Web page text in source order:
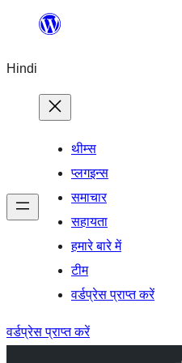
सामग्री
जाएं
Hindi
थीम्स
प्लगइन्स
समाचार
सहायता
हमारे बारे में
टीम
वर्डप्रेस प्राप्त करें
वर्डप्रेस प्राप्त करें